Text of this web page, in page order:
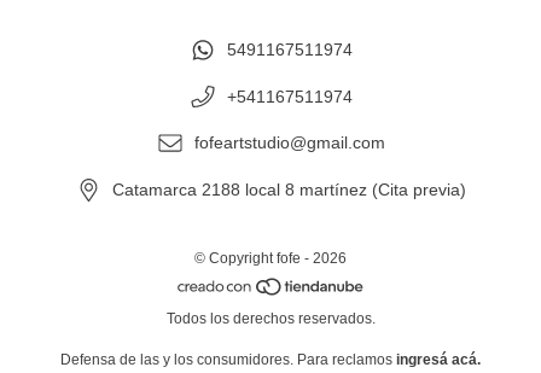
5491167511974
+541167511974
fofeartstudio@gmail.com
Catamarca 2188 local 8 martínez (Cita previa)
© Copyright fofe - 2026
Todos los derechos reservados.
Defensa de las y los consumidores. Para reclamos ingresá acá.